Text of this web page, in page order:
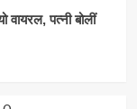
वायरल, पत्नी बोलीं